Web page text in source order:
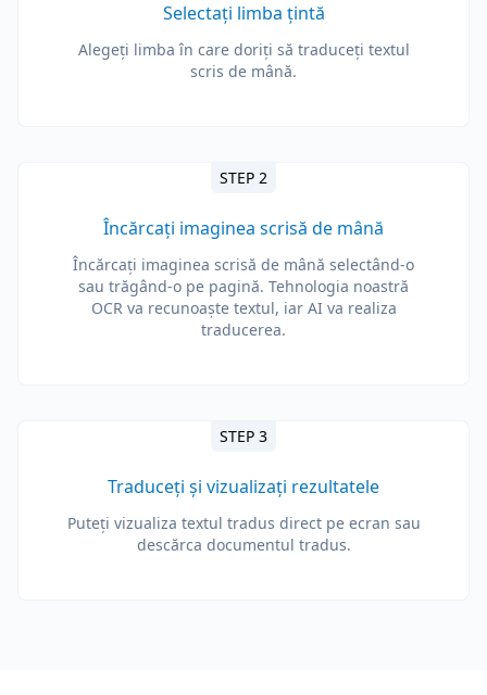
Selectați limba țintă
Alegeți limba în care doriți să traduceți textul
scris de mână.
STEP 2
Încărcați imaginea scrisă de mână
Încărcați imaginea scrisă de mână selectând-o
sau trăgând-o pe pagină. Tehnologia noastră
OCR va recunoaște textul, iar AI va realiza
traducerea.
STEP 3
Traduceți și vizualizați rezultatele
Puteți vizualiza textul tradus direct pe ecran sau
descărca documentul tradus.